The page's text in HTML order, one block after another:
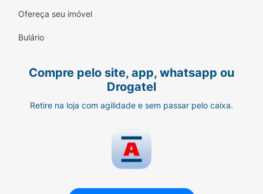
você.
Modo de Usar:
sempre que desejar refrescar o hálito ou
saborear um toque doce refinado.
para conservar o sabor e a textura das
pastilhas por mais tempo.
Valda.
Ofereça seu imóvel
Bulário
Compre pelo site, app, whatsapp ou
Drogatel
Retire na loja com agilidade e sem passar pelo caixa.